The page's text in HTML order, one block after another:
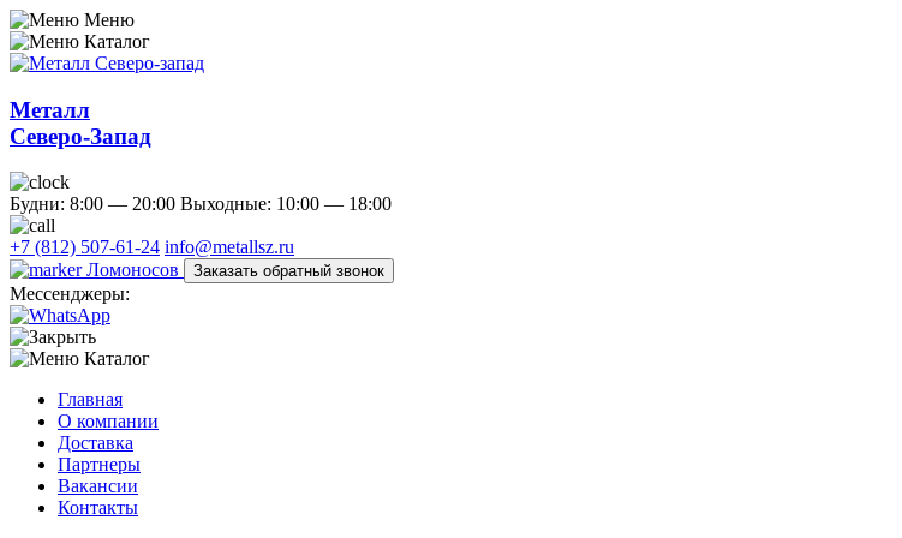
Меню
Каталог
Металл
Северо-Запад
Будни: 8:00 — 20:00 Выходные: 10:00 — 18:00
+7 (812) 507-61-24 info@metallsz.ru
Ломоносов
Заказать обратный звонок
Мессенджеры:
Каталог
Главная
О компании
Доставка
Партнеры
Вакансии
Контакты